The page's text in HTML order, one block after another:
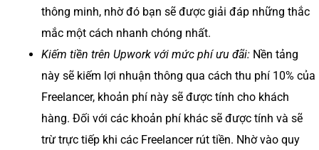
thông minh, nhờ đó bạn sẽ được giải đáp những thắc
mắc một cách nhanh chóng nhất.
Kiếm tiền trên Upwork với mức phí ưu đãi: Nền tảng
này sẽ kiếm lợi nhuận thông qua cách thu phí 10% của
Freelancer, khoản phí này sẽ được tính cho khách
hàng. Đối với các khoản phí khác sẽ được tính và sẽ
trừ trực tiếp khi các Freelancer rút tiền. Nhờ vào quy